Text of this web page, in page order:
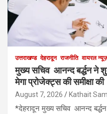
उत्तराखण्ड देहरादून राजनीति वायरल न्यूज़
मुख्य सचिव आनन्द बर्द्धन ने
मेगा प्रोजेक्ट्स की समीक्षा की
August 7, 2026 Kathait
*देहरादून मुख्य सचिव आनन्द